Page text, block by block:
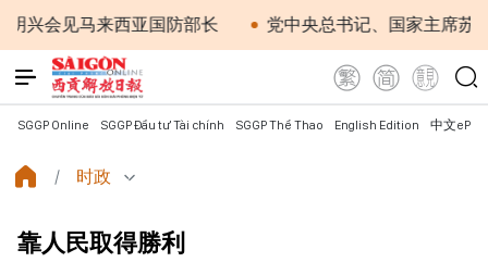
见马来西亚国防部长 党中央总书记、国家主席苏林：越
SGGP Online SGGP Đầu tư Tài chính SGGP Thể Thao English Edition 中文
时政
靠人民取得勝利